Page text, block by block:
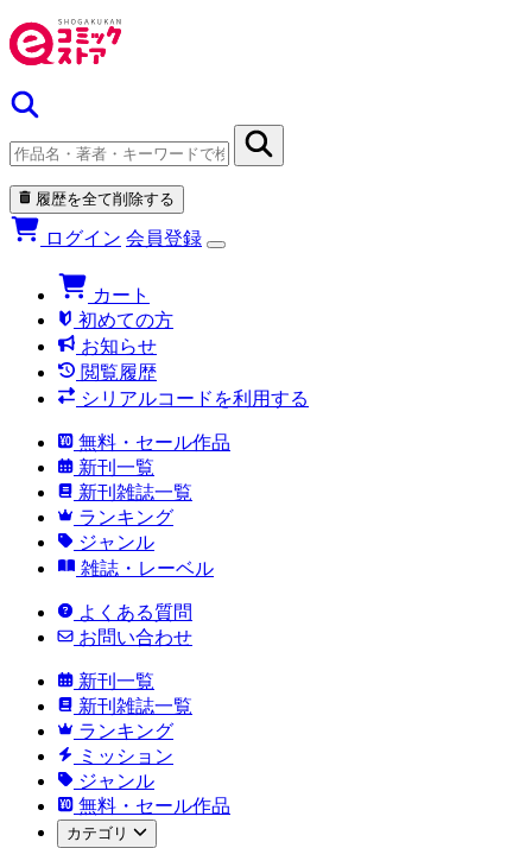
履歴を全て削除する
ログイン 会員登録
カート
初めての方
お知らせ
閲覧履歴
シリアルコードを利用する
無料・セール作品
新刊一覧
新刊雑誌一覧
ランキング
ジャンル
雑誌・レーベル
よくある質問
お問い合わせ
新刊一覧
新刊雑誌一覧
ランキング
ミッション
ジャンル
無料・セール作品
カテゴリ